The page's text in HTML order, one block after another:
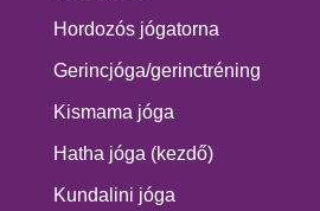
Hordozós jógatorna
Gerincjóga/gerinctréning
Kismama jóga
Hatha jóga (kezdő)
Kundalini jóga